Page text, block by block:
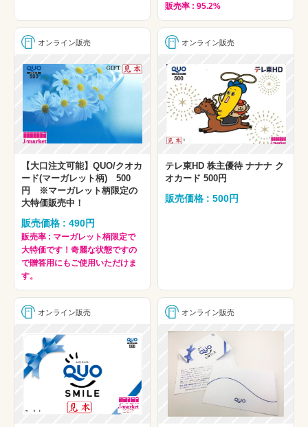
販売率 : 95.2%
オンライン販売
【大口注文可能】QUO/クオカ
ード(マーガレット柄) 500
円 ※マーガレット柄限定の
大特価販売中！
販売価格 : 490円
販売率 : マーガレット柄限定で
大特価です！奇麗な状態ですの
で贈答用にもご使用いただけま
す。
オンライン販売
テレ東HD 株主優待 ナナナ ク
オカード 500円
販売価格 : 500円
オンライン販売 オンライン販売